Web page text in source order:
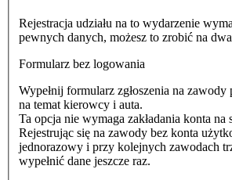
Rejestracja udziału na to wydarzenie
pewnych danych, możesz to zrobić na
Formularz bez logowania
Wypełnij formularz zgłoszenia na
na temat kierowcy i auta.
Ta opcja nie wymaga zakładania konta na
Rejestrując się na zawody bez konta
jednorazowy i przy kolejnych zawodach
wypełnić dane jeszcze raz.